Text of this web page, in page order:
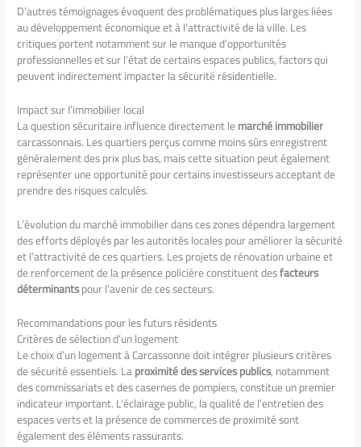
D’autres témoignages évoquent des problématiques plus larges liées
au développement économique et à l’attractivité de la ville. Les
critiques portent notamment sur le manque d’opportunités
professionnelles et sur l’état de certains espaces publics, factors qui
peuvent indirectement impacter la sécurité résidentielle.
Impact sur l’immobilier local
La question sécuritaire influence directement lemarché immobilier
carcassonnais. Les quartiers perçus comme moins sûrs enregistrent
généralement des prix plus bas, mais cette situation peut également
représenter une opportunité pour certains investisseurs acceptant de
prendre des risques calculés.
L’évolution du marché immobilier dans ces zones dépendra largement
des efforts déployés par les autorités locales pour améliorer la sécurité
et l’attractivité de ces quartiers. Les projets de rénovation urbaine et
de renforcement de la présence policière constituent desfacteurs
déterminantspour l’avenir de ces secteurs.
Recommandations pour les futurs résidents
Critères de sélection d’un logement
Le choix d’un logement à Carcassonne doit intégrer plusieurs critères
de sécurité essentiels. Laproximité des services publics, notamment
des commissariats et des casernes de pompiers, constitue un premier
indicateur important. L’éclairage public, la qualité de l’entretien des
espaces verts et la présence de commerces de proximité sont
également des éléments rassurants.